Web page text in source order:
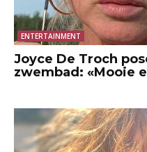
ENTERTAINMENT
Joyce De Troch
zwembad: «Mooie